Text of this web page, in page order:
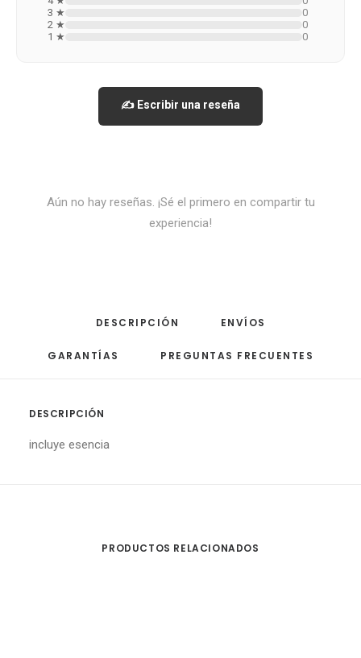
3 ★
0
2 ★
0
1 ★
0
✍️ Escribir una reseña
Aún no hay reseñas. ¡Sé el primero en compartir tu
experiencia!
DESCRIPCIÓN ENVÍOS
GARANTÍAS PREGUNTAS FRECUENTES
DESCRIPCIÓN
incluye esencia
PRODUCTOS RELACIONADOS